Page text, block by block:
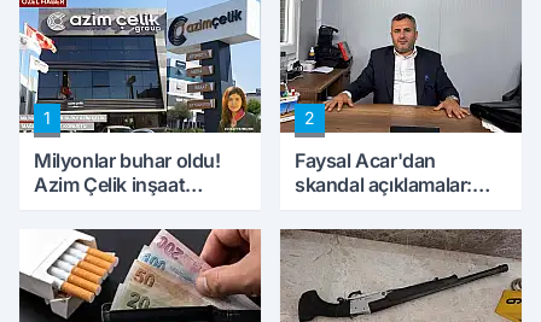
1
Milyonlar buhar oldu!
Azim Çelik inşaat
konuştu
2
Faysal Acar'dan
skandal açıklamalar:
peynircilerimizi de
kıskaca aldı, müdahale
ettik'